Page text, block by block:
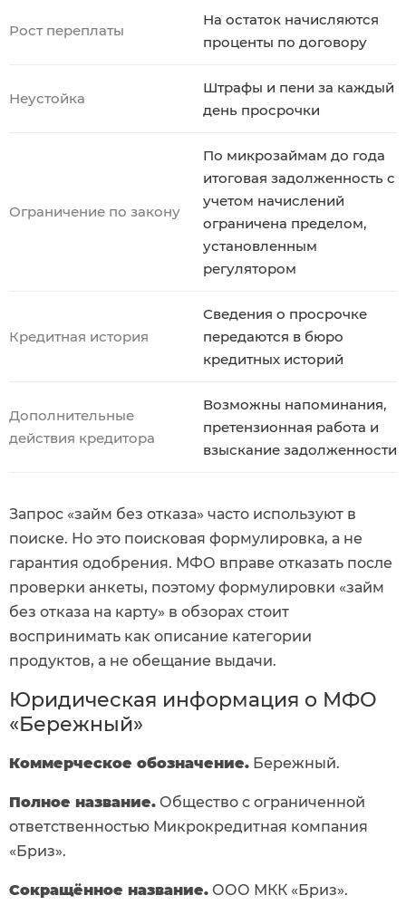
Рост переплаты
На остаток начисляются
проценты по договору
Неустойка
Штрафы и пени за каждый
день просрочки
Ограничение по закону
По микрозаймам до года
итоговая задолженность с
учетом начислений
ограничена пределом,
установленным
регулятором
Кредитная история
Сведения о просрочке
передаются в бюро
кредитных историй
Дополнительные
действия кредитора
Возможны напоминания,
претензионная работа и
взыскание задолженности
Запрос «займ без отказа» часто используют в
поиске. Но это поисковая формулировка, а не
гарантия одобрения. МФО вправе отказать после
проверки анкеты, поэтому формулировки «займ
без отказа на карту» в обзорах стоит
воспринимать как описание категории
продуктов, а не обещание выдачи.
Юридическая информация о МФО
«Бережный»
Коммерческое обозначение. Бережный.
Полное название. Общество с ограниченной
ответственностью Микрокредитная компания
«Бриз».
Сокращённое название. ООО МКК «Бриз».